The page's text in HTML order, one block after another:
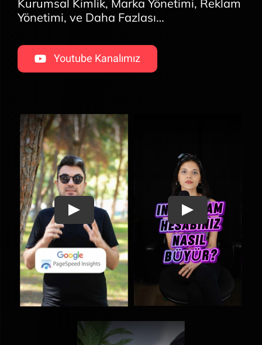
Kurumsal Kimlik, Marka Yönetimi, Reklam
Yönetimi, ve Daha Fazlası…
Youtube Kanalımız